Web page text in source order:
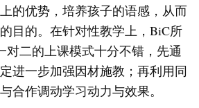
的优势，培养孩子的语感，从而
目的。在针对性教学上，BiC所
对二的上课模式十分不错，先通
进一步加强因材施教；再利用同
合作调动学习动力与效果。